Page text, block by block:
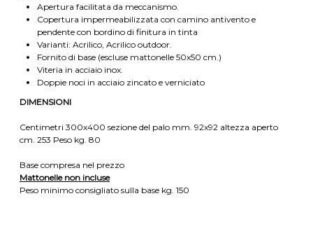
Apertura facilitata da meccanismo.
Copertura impermeabilizzata con camino antivento e
pendente con bordino di finitura in tinta
Varianti: Acrilico, Acrilico outdoor.
Fornito di base (escluse mattonelle 50x50 cm.)
Viteria in acciaio inox.
Doppie noci in acciaio zincato e verniciato
DIMENSIONI
Centimetri 300x400 sezione del palo mm. 92x92 altezza aperto
cm. 253 Peso kg. 80
Base compresa nel prezzo
Mattonelle non incluse
Peso minimo consigliato sulla base kg. 150